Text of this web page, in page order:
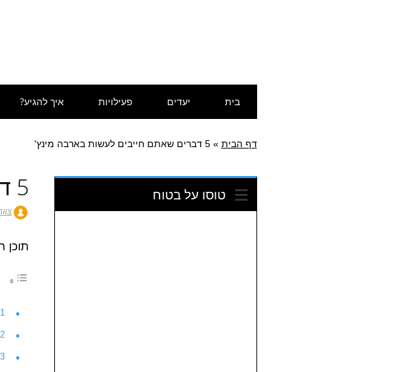
לתוכן
בית יעדים פעילויות איך להגיע?
דף הבית »5 דברים שאתם חייבים לעשות בארבה מינץ'
5 דברים שאתם חייבים לעשות בארבה מינץ'
תוכן
טוסו על בטוח